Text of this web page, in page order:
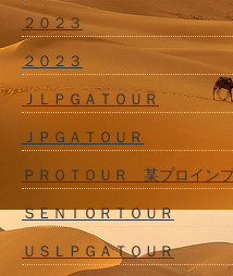
２０２３
２０２３
ＪＬＰＧＡＴＯＵＲ
ＪＰＧＡＴＯＵＲ
ＰＲＯＴＯＵＲ 某プロイン
ＳＥＮＩＯＲＴＯＵＲ
ＵＳＬＰＧＡＴＯＵＲ